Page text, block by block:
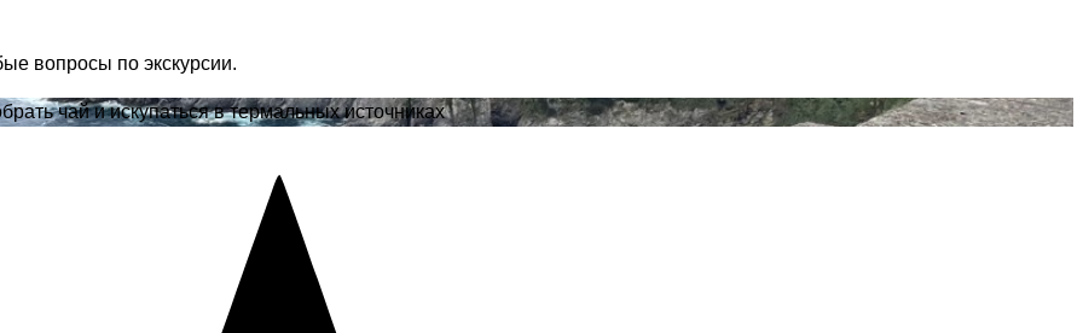
вопросы по экскурсии.
чай и искупаться в термальных источниках